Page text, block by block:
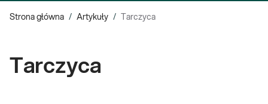
Strona główna / Artykuły / Tarczyca
Tarczyca